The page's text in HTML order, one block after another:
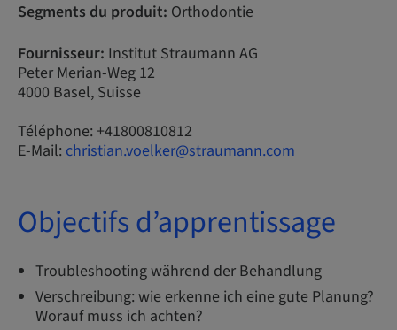
Segments du produit: Orthodontie
Fournisseur: Institut Straumann AG
Peter Merian-Weg 12
4000 Basel, Suisse
Téléphone: +41800810812
E-Mail: christian.voelker@straumann.com
Objectifs d’apprentissage
Troubleshooting während der Behandlung
Verschreibung: wie erkenne ich eine gute Planung?
Worauf muss ich achten?